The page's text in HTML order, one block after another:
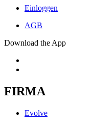
Einloggen
AGB
Download the App
FIRMA
Evolve